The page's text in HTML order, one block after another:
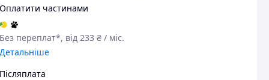
Оплатити частинами
Без переплат*, від 233 ₴ / міс.
Детальніше
Післяплата